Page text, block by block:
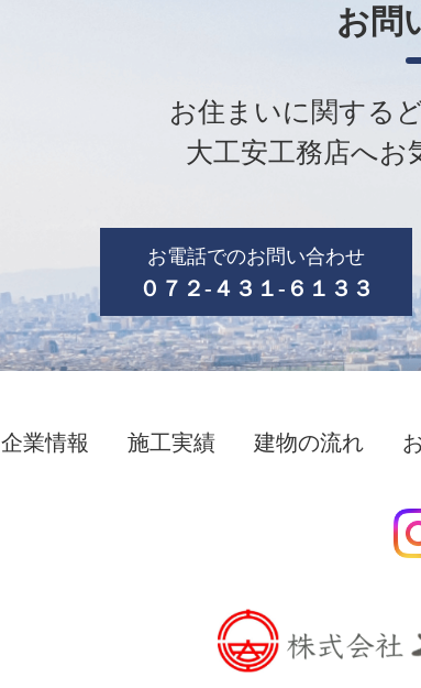
お問
お住まいに関する
大工安工務店へお
お電話でのお問い合わせ
０７２-４３１-６１３３
企業情報 施工実績 建物の流れ